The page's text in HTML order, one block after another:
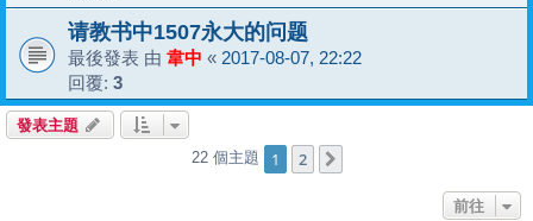
请教书中1507永大的问题
最後發表 由 韋中 « 2017-08-07, 22:22
回覆: 3
發表主題
22 個主題 1 2
前往